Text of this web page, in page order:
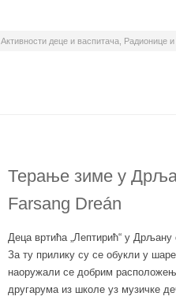
Активности деце и васпитача Радионице и
Терање зиме у
Farsang Dreán
Деца вртића „Лептирић“ у Дрљану
За ту прилику су се обукли у
наоружали се добрим
другарума из школе уз музичке